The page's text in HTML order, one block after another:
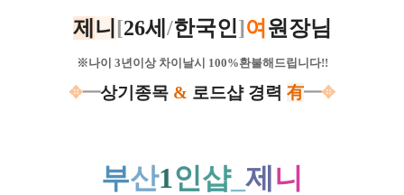
제 니 [26세 /한국인]여 원장님
※나이 3년이상 차이날시 100%환불해드립니다!!
✥━상기종목 & 로드샵 경력 有━✥
부산1인샵_ 제 니